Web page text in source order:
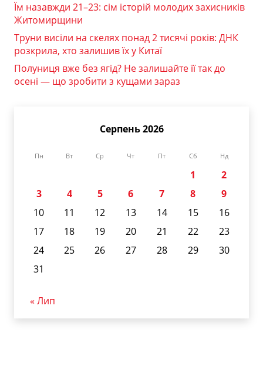
Їм назавжди 21–23: сім історій молодих захисників
Житомирщини
Труни висіли на скелях понад 2 тисячі років: ДНК
розкрила, хто залишив їх у Китаї
Полуниця вже без ягід? Не залишайте її так до
осені — що зробити з кущами зараз
Серпень 2026
Пн Вт Ср Чт Пт Сб Нд
1
2
3
4 5 6 7 8
9
10
11 12 13 14 15
16
17
18 19 20 21 22
23
24
25 26 27 28 29
30
31
« Лип